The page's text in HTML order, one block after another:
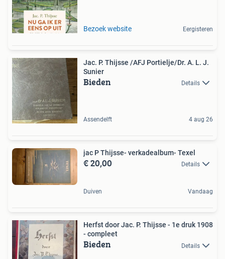
Bezoek website Eergisteren
Jac. P. Thijsse /AFJ Portielje/Dr. A. L. J.
Sunier
Bieden Details
Assendelft 4 aug 26
jac P Thijsse- verkadealbum- Texel
€ 20,00 Details
Duiven Vandaag
Herfst door Jac. P. Thijsse - 1e druk 1908
- compleet
Bieden Details